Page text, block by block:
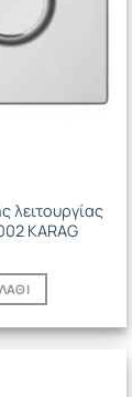
λειτουργίας
KARAG